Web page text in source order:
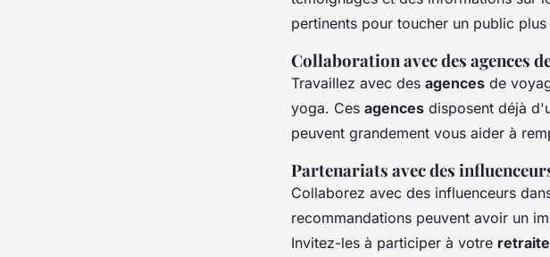
pertinents pour toucher un public plus
Collaboration avec des agences
Travaillez avec des agences de
yoga. Ces agences disposent déjà
peuvent grandement vous aider à
Partenariats avec des
Collaborez avec des influenceurs
recommandations peuvent avoir un
Invitez-les à participer à votre retraite